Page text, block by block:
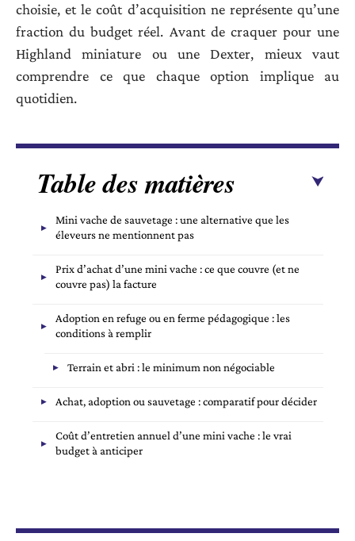
choisie, et le coût d’acquisition ne représente qu’une
fraction du budget réel. Avant de craquer pour une
Highland miniature ou une Dexter, mieux vaut
comprendre ce que chaque option implique au
quotidien.
Table des matières
Mini vache de sauvetage : une alternative que les
éleveurs ne mentionnent pas
Prix d’achat d’une mini vache : ce que couvre (et ne
couvre pas) la facture
Adoption en refuge ou en ferme pédagogique : les
conditions à remplir
Terrain et abri : le minimum non négociable
Achat, adoption ou sauvetage : comparatif pour décider
Coût d’entretien annuel d’une mini vache : le vrai
budget à anticiper